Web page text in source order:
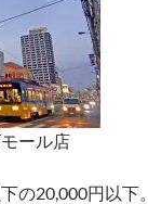
ール店
の20,000円以下。